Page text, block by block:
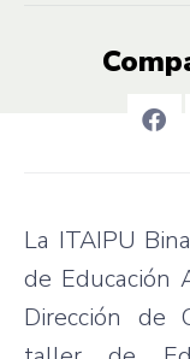
La ITAIPU
de Educación
Dirección de